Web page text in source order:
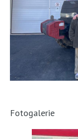
KARIÉRA
CEREA
Fotogalerie